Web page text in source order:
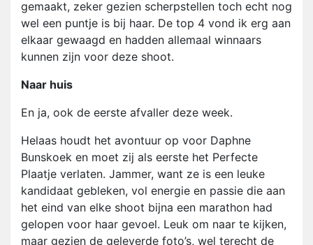
gemaakt, zeker gezien scherpstellen toch echt nog
wel een puntje is bij haar. De top 4 vond ik erg aan
elkaar gewaagd en hadden allemaal winnaars
kunnen zijn voor deze shoot.
Naar huis
En ja, ook de eerste afvaller deze week.
Helaas houdt het avontuur op voor Daphne
Bunskoek en moet zij als eerste het Perfecte
Plaatje verlaten. Jammer, want ze is een leuke
kandidaat gebleken, vol energie en passie die aan
het eind van elke shoot bijna een marathon had
gelopen voor haar gevoel. Leuk om naar te kijken,
maar gezien de geleverde foto’s, wel terecht de